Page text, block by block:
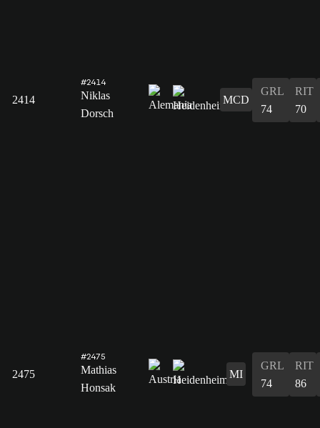
2414
#2414
Niklas
Dorsch
MCD
GRL
74
RIT
70
2475
#2475
Mathias
Honsak
MI
GRL
74
RIT
86